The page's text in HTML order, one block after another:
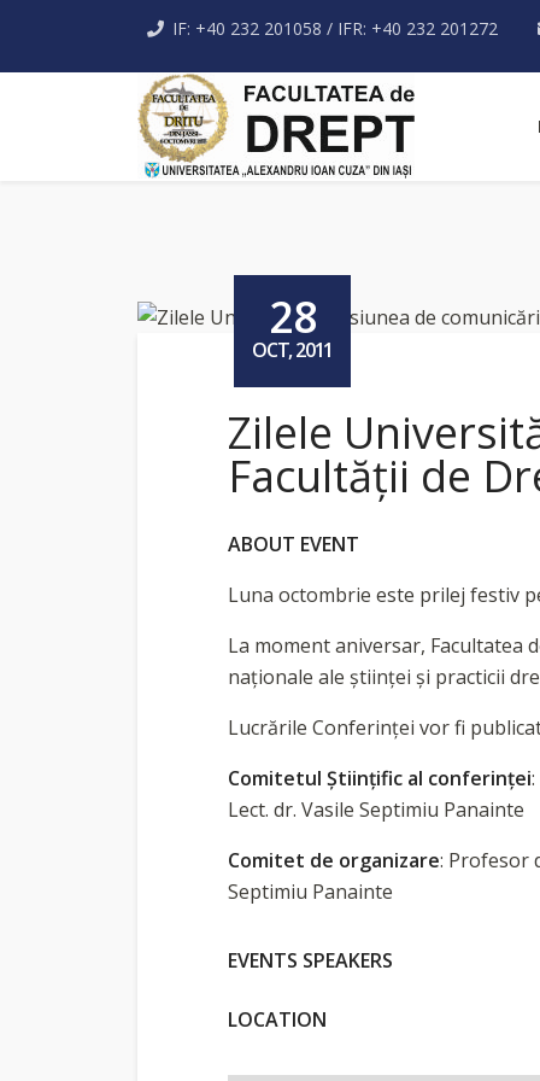
IF: +40 232 201058 / IFR: +40 232 201272
28
OCT, 2011
Zilele
Facultății de
ABOUT EVENT
Luna octombrie este prilej festiv
La moment aniversar, Facultatea
naţionale ale ştiinţei şi practicii
Lucrările Conferinței vor fi
Comitetul Științific al conferinței
Lect. dr. Vasile Septimiu Panainte
Comitet de organizare: Profesor
Septimiu Panainte
EVENTS SPEAKERS
LOCATION